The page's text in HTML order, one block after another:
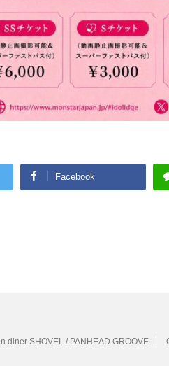
Facebook
diner SHOVEL / PANHEAD GROOVE